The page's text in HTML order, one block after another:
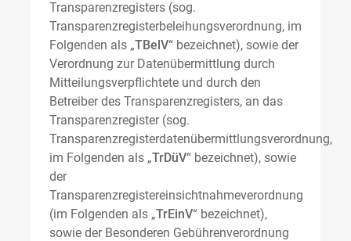
Transparenzregisters (sog.
Transparenzregisterbeleihungsverordnung, im
Folgenden als „TBelV“ bezeichnet), sowie der
Verordnung zur Datenübermittlung durch
Mitteilungsverpflichtete und durch den
Betreiber des Transparenzregisters, an das
Transparenzregister (sog.
Transparenzregisterdatenübermittlungsverordnung,
im Folgenden als „TrDüV“ bezeichnet), sowie
der
Transparenzregistereinsichtnahmeverordnung
(im Folgenden als „TrEinV“ bezeichnet),
sowie der Besonderen Gebührenverordnung